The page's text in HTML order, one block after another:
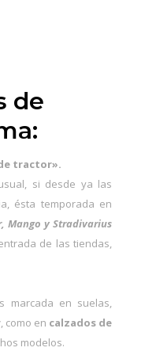
de
tractor».
si desde ya las
ésta temporada en
Mango y Stradivarius
de las tiendas,
marcada en suelas,
, como en calzados de
modelos.